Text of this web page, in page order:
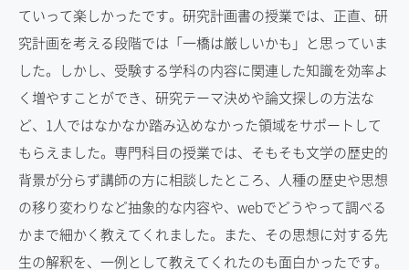
ていって楽しかったです。研究計画書の授業では、正直、研
究計画を考える段階では「一橋は厳しいかも」と思っていま
した。しかし、受験する学科の内容に関連した知識を効率よ
く増やすことができ、研究テーマ決めや論文探しの方法な
ど、1人ではなかなか踏み込めなかった領域をサポートして
もらえました。専門科目の授業では、そもそも文学の歴史的
背景が分らず講師の方に相談したところ、人種の歴史や思想
の移り変わりなど抽象的な内容や、webでどうやって調べる
かまで細かく教えてくれました。また、その思想に対する先
生の解釈を、一例として教えてくれたのも面白かったです。